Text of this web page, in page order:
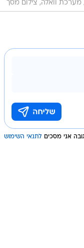
מערכת וואלה, צילום מסך
אני מסכים לתנאי השימוש